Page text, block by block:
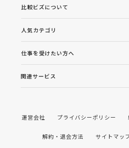
比較ビズについて
人気カテゴリ
仕事を受けたい方へ
関連サービス
運営会社 プライバシーポリシー
解約・退会方法 サイトマッ